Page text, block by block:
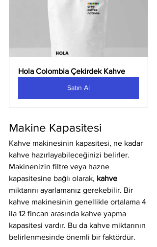
Hola Colombia Çekirdek Kahve
Satın Al
Makine Kapasitesi
Kahve makinesinin kapasitesi, ne kadar
kahve hazırlayabileceğinizi belirler.
Makinenizin filtre veya hazne
kapasitesine bağlı olarak, kahve
miktarını ayarlamanız gerekebilir. Bir
kahve makinesinin genellikle ortalama 4
ila 12 fincan arasında kahve yapma
kapasitesi vardır. Bu da kahve miktarının
belirlenmesinde önemli bir faktördür.